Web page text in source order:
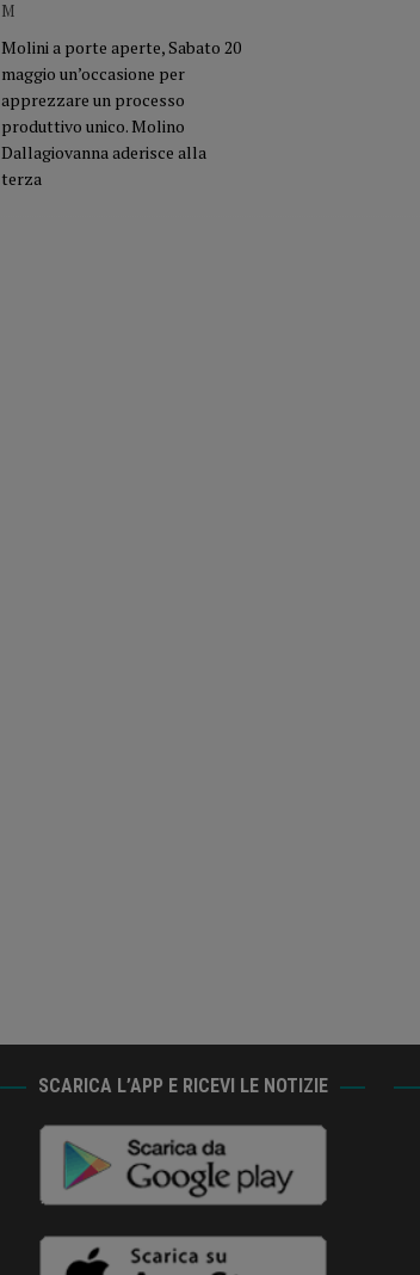
M
Molini a porte aperte, Sabato 20
maggio un’occasione per
apprezzare un processo
produttivo unico. Molino
Dallagiovanna aderisce alla
terza
SCARICA L’APP E RICEVI LE NOTIZIE